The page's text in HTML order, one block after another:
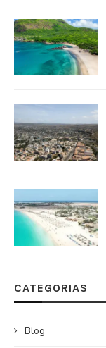
CATEGORIAS
Blog